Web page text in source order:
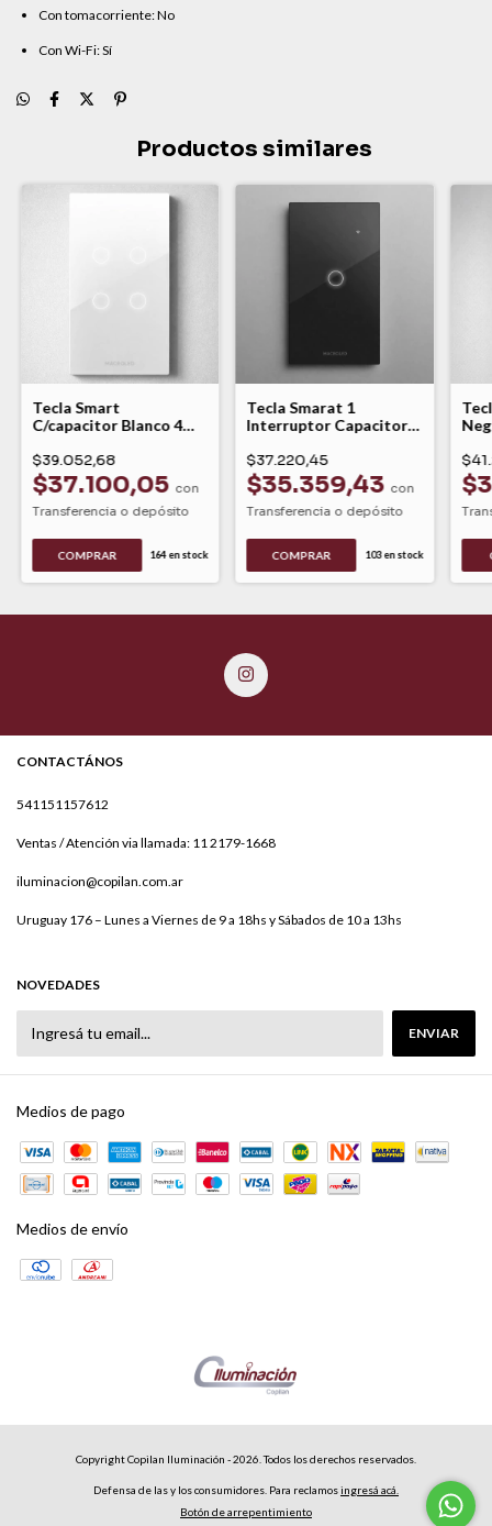
Con tomacorriente: No
Con Wi-Fi: Sí
Productos similares
Tecla Smart
C/capacitor Blanco 4
$39.052,68
$37.100,05 con
Transferencia o depósito
COMPRAR 164en stock
Tecla Smarat 1
Interruptor Capacitor
$37.220,45
$35.359,43 con
Transferencia o depósito
COMPRAR 103en stock
CONTACTÁNOS
541151157612
Ventas / Atención via llamada: 11 2179-1668
iluminacion@copilan.com.ar
Uruguay 176 – Lunes a Viernes de 9 a 18hs y Sábados de 10 a 13hs
NOVEDADES
Medios de pago
Medios de envío
Copyright Copilan Iluminación - 2026. Todos los derechos reservados.
Defensa de las y los consumidores. Para reclamosingresá acá.
Botón de arrepentimiento